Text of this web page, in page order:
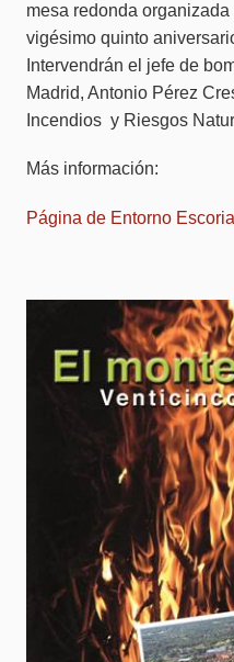
mesa redonda
vigésimo quinto
Intervendrán el jefe de
Madrid, Antonio Pérez
Incendios y Riesgos
Más información:
Página de Entorno Escorial